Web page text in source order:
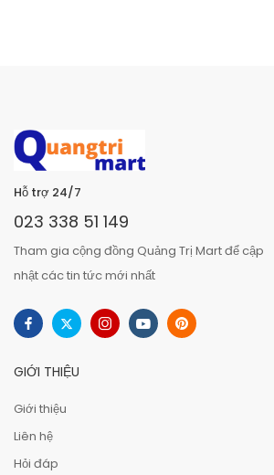
Hỗ trợ 24/7
023 338 51 149
Tham gia cộng đồng Quảng Trị Mart để cập
nhật các tin tức mới nhất
GIỚI THIỆU
Giới thiệu
Liên hệ
Hỏi đáp